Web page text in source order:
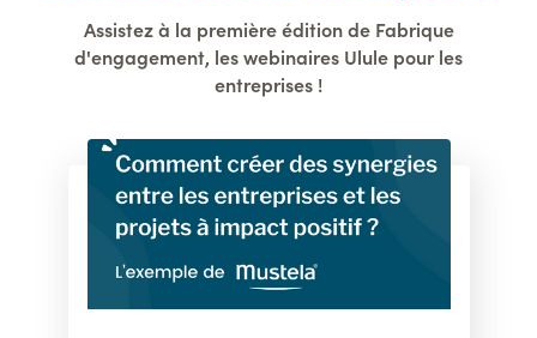
Assistez à la première édition de Fabrique
d'engagement, les webinaires Ulule pour les
entreprises !